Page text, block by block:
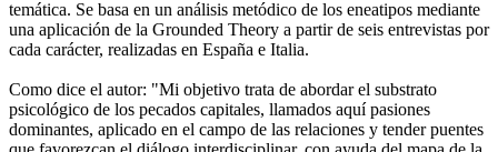
temática. Se basa en un análisis metódico de los eneatipos mediante
una aplicación de la Grounded Theory a partir de seis entrevistas por
cada carácter, realizadas en España e Italia.
Como dice el autor: "Mi objetivo trata de abordar el substrato
psicológico de los pecados capitales, llamados aquí pasiones
dominantes, aplicado en el campo de las relaciones y tender puentes